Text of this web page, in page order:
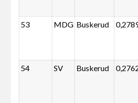
53
MDG Buskerud
54
SV Buskerud